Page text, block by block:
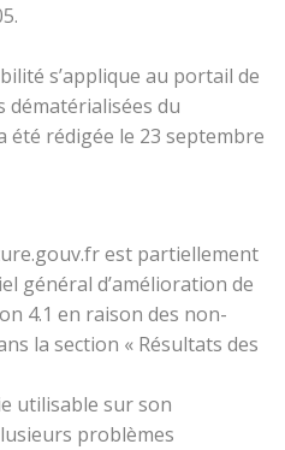
s’applique au portail de
dématérialisées du
été rédigée le 23 septembre
est partiellement
général d’amélioration de
4.1 en raison des non-
la section « Résultats des
utilisable sur son
problèmes